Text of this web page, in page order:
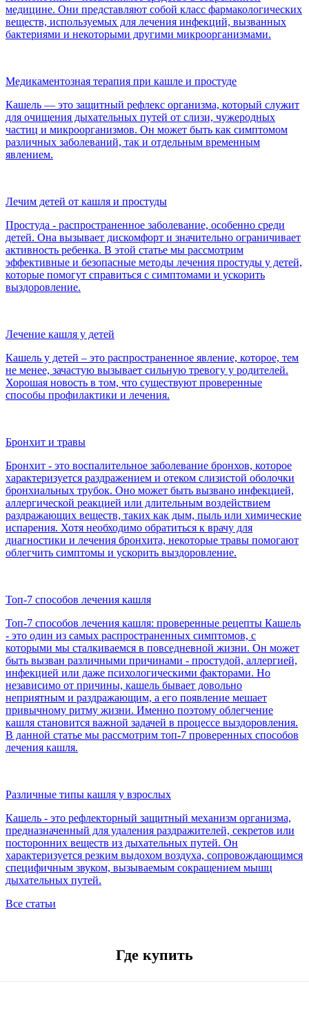
медицине. Они представляют собой класс фармакологических
веществ, используемых для лечения инфекций, вызванных
бактериями и некоторыми другими микроорганизмами.
Медикаментозная терапия при кашле и простуде
Кашель — это защитный рефлекс организма, который служит
для очищения дыхательных путей от слизи, чужеродных
частиц и микроорганизмов. Он может быть как симптомом
различных заболеваний, так и отдельным временным
явлением.
Лечим детей от кашля и простуды
Простуда - распространенное заболевание, особенно среди
детей. Она вызывает дискомфорт и значительно ограничивает
активность ребенка. В этой статье мы рассмотрим
эффективные и безопасные методы лечения простуды у детей,
которые помогут справиться с симптомами и ускорить
выздоровление.
Лечение кашля у детей
Кашель у детей – это распространенное явление, которое, тем
не менее, зачастую вызывает сильную тревогу у родителей.
Хорошая новость в том, что существуют проверенные
способы профилактики и лечения.
Бронхит и травы
Бронхит - это воспалительное заболевание бронхов, которое
характеризуется раздражением и отеком слизистой оболочки
бронхиальных трубок. Оно может быть вызвано инфекцией,
аллергической реакцией или длительным воздействием
раздражающих веществ, таких как дым, пыль или химические
испарения. Хотя необходимо обратиться к врачу для
диагностики и лечения бронхита, некоторые травы помогают
облегчить симптомы и ускорить выздоровление.
Топ-7 способов лечения кашля
Топ-7 способов лечения кашля: проверенные рецепты Кашель
- это один из самых распространенных симптомов, с
которыми мы сталкиваемся в повседневной жизни. Он может
быть вызван различными причинами - простудой, аллергией,
инфекцией или даже психологическими факторами. Но
независимо от причины, кашель бывает довольно
неприятным и раздражающим, а его появление мешает
привычному ритму жизни. Именно поэтому облегчение
кашля становится важной задачей в процессе выздоровления.
В данной статье мы рассмотрим топ-7 проверенных способов
лечения кашля.
Различные типы кашля у взрослых
Кашель - это рефлекторный защитный механизм организма,
предназначенный для удаления раздражителей, секретов или
посторонних веществ из дыхательных путей. Он
характеризуется резким выдохом воздуха, сопровождающимся
специфичным звуком, вызываемым сокращением мышц
дыхательных путей.
Все статьи
Где купить